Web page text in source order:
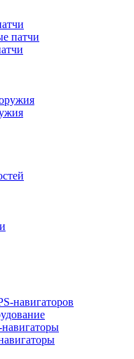
патчи
навигаторов